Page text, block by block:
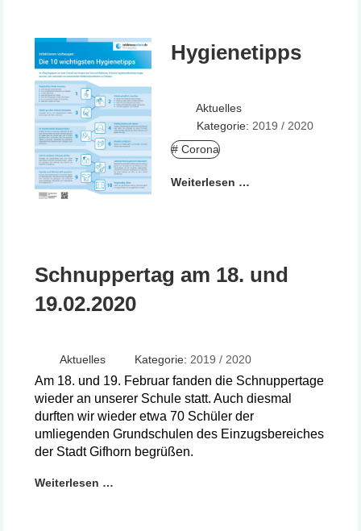
Hygienetipps
Aktuelles
Kategorie: 2019 / 2020
# Corona
Weiterlesen …
Schnuppertag am 18. und
19.02.2020
Aktuelles Kategorie: 2019 / 2020
Am 18. und 19. Februar fanden die Schnuppertage
wieder an unserer Schule statt. Auch diesmal
durften wir wieder etwa 70 Schüler der
umliegenden Grundschulen des Einzugsbereiches
der Stadt Gifhorn begrüßen.
Weiterlesen …